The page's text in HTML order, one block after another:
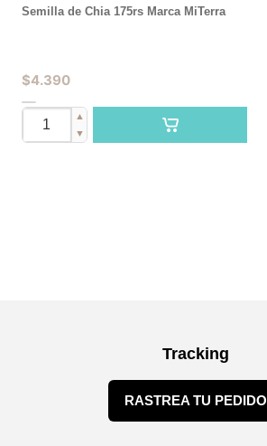
Semilla de Chia 175rs Marca MiTerra
$4.390
▲
▼
Tracking
RASTREA TU PEDIDO